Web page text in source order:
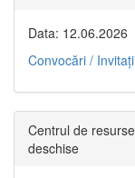
Data: 12.06.2026
Convocări /
Centrul de
deschise